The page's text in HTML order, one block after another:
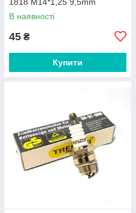
В наявності
45 ₴
Купити